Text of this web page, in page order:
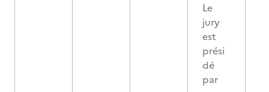
Le
jury
est
prési
dé
par